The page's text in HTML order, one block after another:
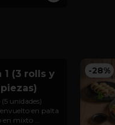
1 (3 rolls y
(5 unidades)
envuelto en palta
en mixto
-28%